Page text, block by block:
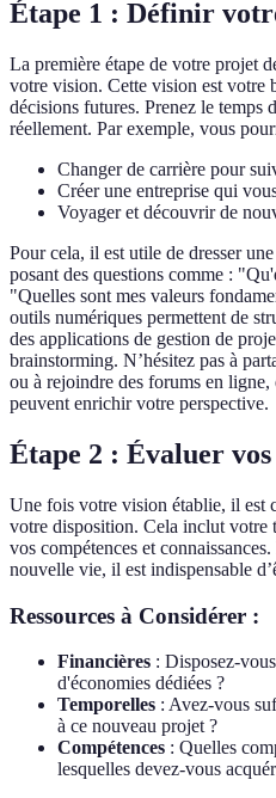
Étape 1 : Définir
La première étape de votre projet
votre vision. Cette vision est votre
décisions futures. Prenez le temps
réellement. Par exemple, vous
Changer de carrière pour
Créer une entreprise qui
Voyager et découvrir de
Pour cela, il est utile de dresser
posant des questions comme :
"Quelles sont mes valeurs
outils numériques permettent de
des applications de gestion de
brainstorming. N’hésitez pas à
ou à rejoindre des forums en ligne,
peuvent enrichir votre perspective.
Étape 2 : Évaluer vos
Une fois votre vision établie, il est
votre disposition. Cela inclut votre
vos compétences et
nouvelle vie, il est indispensable
Ressources à Considérer :
Financières : Disposez-
d'économies dédiées ?
Temporelles : Avez-vous
à ce nouveau projet ?
Compétences : Quelles
lesquelles devez-vous